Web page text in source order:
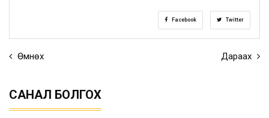
Facebook Twitter
Өмнөх Дараах
САНАЛ БОЛГОХ